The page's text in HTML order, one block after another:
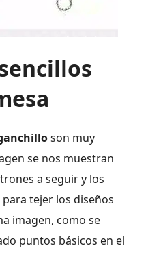
son muy
se nos muestran
a seguir y los
tejer los diseños
imagen, como se
puntos básicos en el